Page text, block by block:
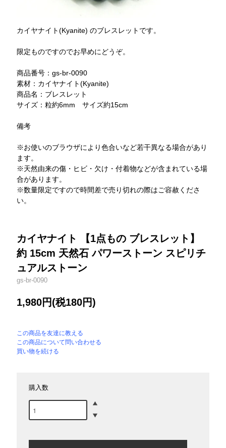
カイヤナイト(Kyanite) のブレスレットです。
限定ものですのでお早めにどうぞ。
商品番号：gs-br-0090
素材：カイヤナイト(Kyanite)
商品名：ブレスレット
サイズ：粒約6mm サイズ約15cm
備考
※お使いのブラウザにより色合いなど若干異なる場合があり
ます。
※天然由来の傷・ヒビ・欠け・付着物などが含まれている場
合があります。
※数量限定ですので時間差で売り切れの際はご容赦くださ
い。
カイヤナイト 【1点もの ブレスレット】
約 15cm 天然石 パワーストーン スピリチ
ュアルストーン
gs-br-0090
1,980円(税180円)
この商品を友達に教える
この商品について問い合わせる
買い物を続ける
購入数